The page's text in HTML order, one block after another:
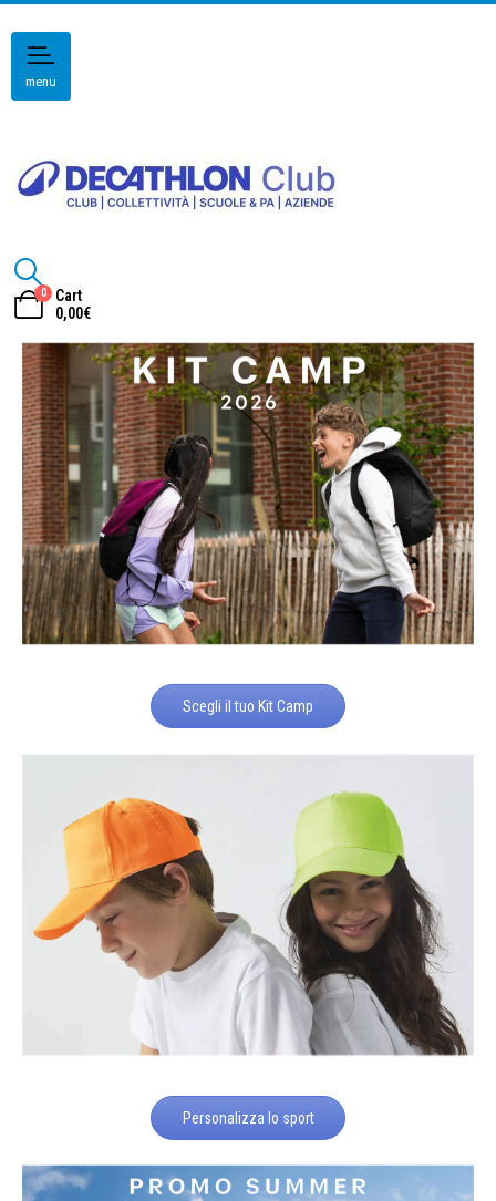
menu
0
Cart
0,00€
Scegli il tuo Kit Camp
Personalizza lo sport